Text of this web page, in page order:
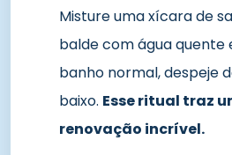
Misture uma xícara de
balde com água quente
banho normal, despeje
baixo. Esse ritual traz
renovação incrível.